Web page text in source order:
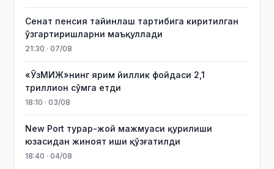
Сенат пенсия тайинлаш тартибига киритилган
ўзгартиришларни маъқуллади
21:30 · 07/08
«ЎзМИЖ»нинг ярим йиллик фойдаси 2,1
триллион сўмга етди
18:10 · 03/08
New Port турар-жой мажмуаси қурилиши
юзасидан жиноят иши қўзғатилди
18:40 · 04/08